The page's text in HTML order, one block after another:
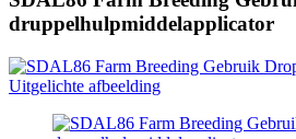
druppelhulpmiddelapplicator